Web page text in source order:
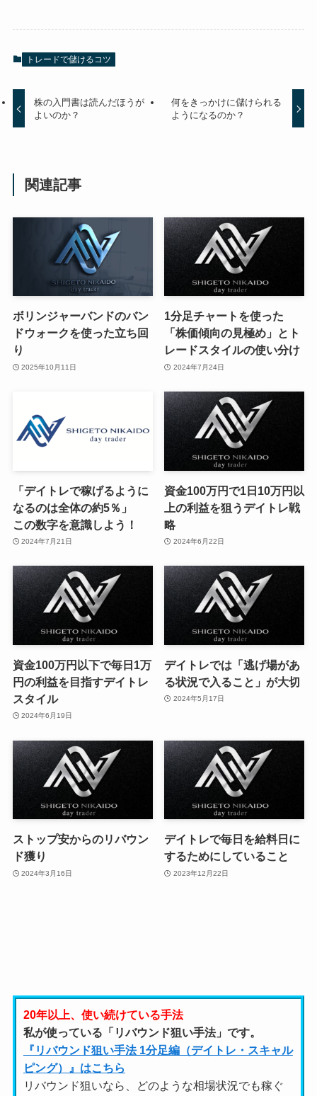
トレードで儲けるコツ
株の入門書は読んだほうが
よいのか？
何をきっかけに儲けられる
ようになるのか？
関連記事
ボリンジャーバンドのバン
ドウォークを使った立ち回
り
2025年10月11日
1分足チャートを使った
「株価傾向の見極め」とト
レードスタイルの使い分け
2024年7月24日
「デイトレで稼げるように
なるのは全体の約5％」
この数字を意識しよう！
2024年7月21日
資金100万円で1日10万円以
上の利益を狙うデイトレ戦
略
2024年6月22日
資金100万円以下で毎日1万
円の利益を目指すデイトレ
スタイル
2024年6月19日
デイトレでは「逃げ場があ
る状況で入ること」が大切
2024年5月17日
ストップ安からのリバウン
ド獲り
2024年3月16日
デイトレで毎日を給料日に
するためにしていること
2023年12月22日
20年以上、使い続けている手法
私が使っている「リバウンド狙い手法」です。
『リバウンド狙い手法 1分足編（デイトレ・スキャル
ピング）』はこちら
リバウンド狙いなら、どのような相場状況でも稼ぐ